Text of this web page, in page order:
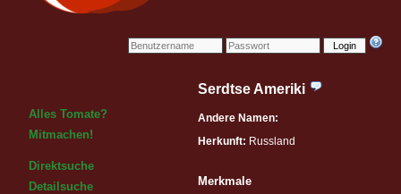
Login
Alles Tomate?
Mitmachen!
Direktsuche
Detailsuche
Serdtse Ameriki
Andere Namen:
Herkunft: Russland
Merkmale